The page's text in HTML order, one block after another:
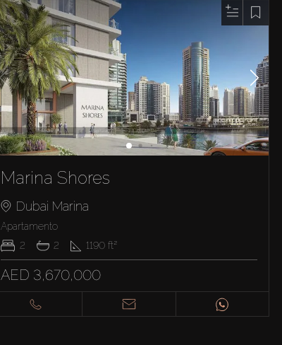
Marina Shores
Dubai Marina
Apartamento
2
2 1190ft²
AED 3,670,000